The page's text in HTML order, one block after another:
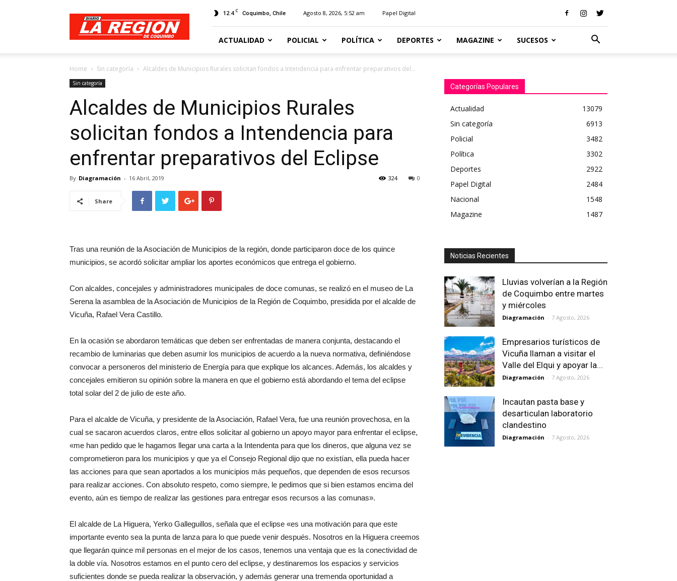
Diario
Región
12.4 C Coquimbo, Chile Agosto 8, 2026, 5:52 am Papel Digital
ACTUALIDAD POLICIAL POLÍTICA DEPORTES MAGAZINE SUCESOS
Home Sin categoría Alcaldes de Municipios Rurales solicitan fondos a Intendencia para enfrentar preparativos del...
Sin categoría
Alcaldes de Municipios Rurales
solicitan fondos a Intendencia para
enfrentar preparativos del Eclipse
By Diagramación - 16 Abril, 2019 0
324
Share
Tras una reunión de la Asociación de Municipios de la región, donde participaron doce de los quince
municipios, se acordó solicitar ampliar los aportes económicos que entrega el gobierno.
Con alcaldes, concejales y administradores municipales de doce comunas, se realizó en el museo de La
Serena la asamblea de la Asociación de Municipios de la Región de Coquimbo, presidida por el alcalde de
Vicuña, Rafael Vera Castillo.
En la ocasión se abordaron temáticas que deben ser enfrentadas de manera conjunta, destacando el
recambio de luminarias que deben asumir los municipios de acuerdo a la nueva normativa, definiéndose
convocar a personeros del ministerio de Energía para que explique los alcances. Además, los alcaldes y
concejales emitieron su opinión sobre la manera en que el gobierno está abordando el tema del eclipse
total solar del 2 de julio de este año.
Para el alcalde de Vicuña, y presidente de la Asociación, Rafael Vera, fue una reunión provechosa, en la
cual se sacaron acuerdos claros, entre ellos solicitar al gobierno un apoyo mayor para enfrentar el eclipse,
«me han pedido que le hagamos llegar una carta a la Intendenta para que los dineros, que alguna vez se
comprometieron para los municipios y que ya el Consejo Regional dijo que no existían, ella pueda hacer
las acciones para que sean aportados a los municipios más pequeños, que dependen de esos recursos
para realizar acciones. Con absoluto respeto, como siempre, le pedimos que si bien estamos encima del
evento, aún es tiempo de realizar las gestiones para entregar esos recursos a las comunas».
El alcalde de La Higuera, Yerko Galleguillos, señala que el eclipse «es una motivación para que este
importante evento sea la punta de lanza para lo que puede venir después. Nosotros en la Higuera creemos
que llegarán quince mil personas en el mejor de los casos, tenemos una ventaja que es la conectividad de
la doble vía. Nosotros estamos en el punto cero del eclipse, y destinaremos los espacios y servicios
suficientes donde se pueda realizar la observación, y además generar una tremenda oportunidad a
Categorías Populares
Actualidad
13079
Sin categoría
6913
Policial
3482
Política
3302
Deportes
2922
Papel Digital
2484
Nacional
1548
Magazine
1487
Noticias Recientes
Lluvias volverían a la Región
de Coquimbo entre martes
y miércoles
Diagramación - 7 Agosto, 2026
Empresarios turísticos de
Vicuña llaman a visitar el
Valle del Elqui y apoyar la...
Diagramación - 7 Agosto, 2026
Incautan pasta base y
desarticulan laboratorio
clandestino
Diagramación - 7 Agosto, 2026